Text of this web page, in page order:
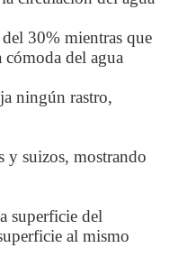
30% mientras que
del agua
ningún rastro,
y suizos, mostrando
superficie del
al mismo